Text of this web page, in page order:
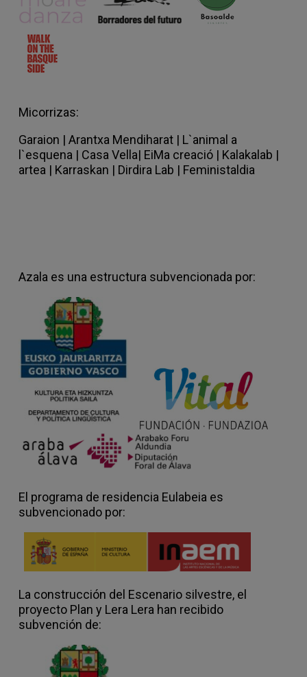
Micorrizas:
Garaion | Arantxa Mendiharat | L`animal a
l`esquena | Casa Vella| EiMa creació | Kalakalab |
artea | Karraskan | Dirdira Lab | Feministaldia
Azala es una estructura subvencionada por:
El programa de residencia Eulabeia es
subvencionado por:
La construcción del Escenario silvestre, el
proyecto Plan y Lera Lera han recibido
subvención de: